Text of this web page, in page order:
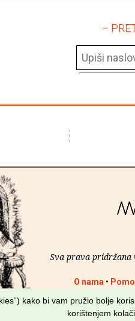
–
Sva prava pridržana
O nama •
kako bi vam pružio bolje
korištenjem